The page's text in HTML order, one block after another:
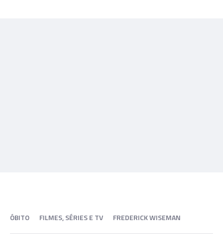
ÓBITO FILMES, SÉRIES E TV FREDERICK WISEMAN